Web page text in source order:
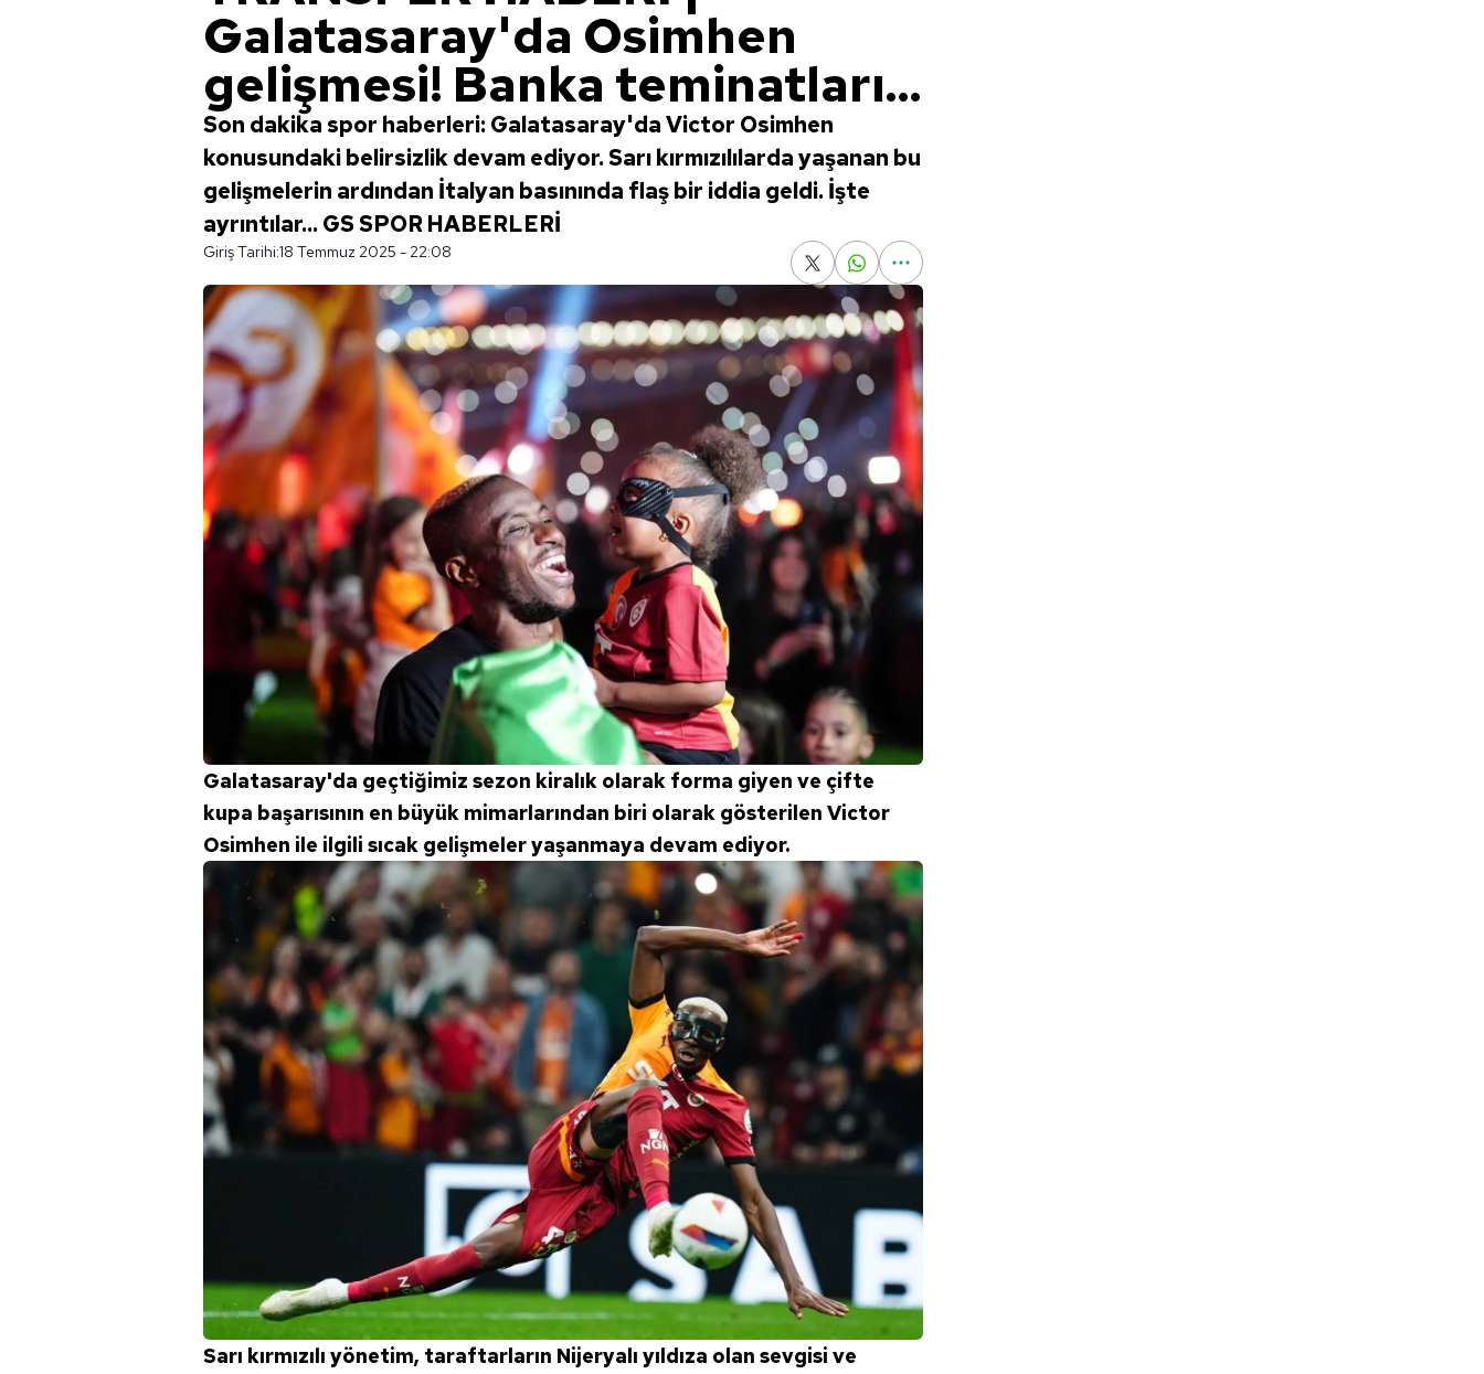
Galatasaray'da Osimhen
gelişmesi! Banka teminatları...
Son dakika spor haberleri: Galatasaray'da Victor Osimhen
konusundaki belirsizlik devam ediyor. Sarı kırmızılılarda yaşanan bu
gelişmelerin ardından İtalyan basınında flaş bir iddia geldi. İşte
ayrıntılar... GS SPOR HABERLERİ
Giriş Tarihi:18 Temmuz 2025 - 22:08
Galatasaray'da geçtiğimiz sezon kiralık olarak forma giyen ve çifte
kupa başarısının en büyük mimarlarından biri olarak gösterilen Victor
Osimhen ile ilgili sıcak gelişmeler yaşanmaya devam ediyor.
Sarı kırmızılı yönetim, taraftarların Nijeryalı yıldıza olan sevgisi ve